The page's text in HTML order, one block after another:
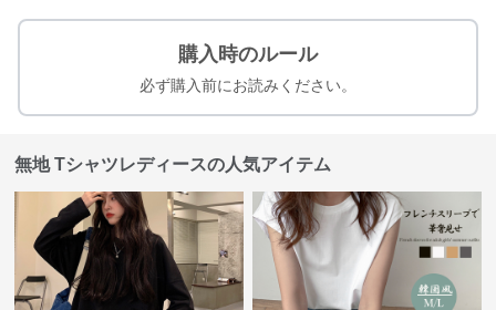
購入時のルール
必ず購入前にお読みください。
無地 Tシャツレディースの人気アイテム